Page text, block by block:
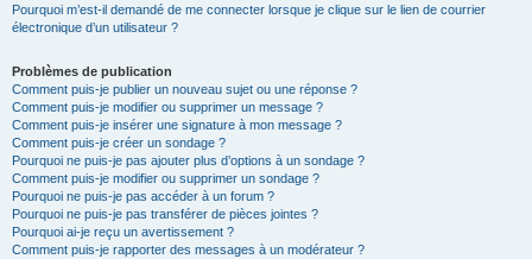
Pourquoi m’est-il demandé de me connecter lorsque je clique sur le lien de courrier
électronique d’un utilisateur ?
Problèmes de publication
Comment puis-je publier un nouveau sujet ou une réponse ?
Comment puis-je modifier ou supprimer un message ?
Comment puis-je insérer une signature à mon message ?
Comment puis-je créer un sondage ?
Pourquoi ne puis-je pas ajouter plus d’options à un sondage ?
Comment puis-je modifier ou supprimer un sondage ?
Pourquoi ne puis-je pas accéder à un forum ?
Pourquoi ne puis-je pas transférer de pièces jointes ?
Pourquoi ai-je reçu un avertissement ?
Comment puis-je rapporter des messages à un modérateur ?